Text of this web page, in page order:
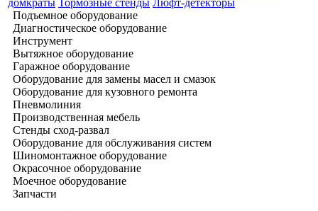
домкраты Тормозные стенды Люфт-детекторы
Подъемное оборудование
Диагностическое оборудование
Инструмент
Вытяжное оборудование
Гаражное оборудование
Оборудование для замены масел и смазок
Оборудование для кузовного ремонта
Пневмолиния
Производственная мебель
Стенды сход-развал
Оборудование для обслуживания систем
Шиномонтажное оборудование
Окрасочное оборудование
Моечное оборудование
Запчасти